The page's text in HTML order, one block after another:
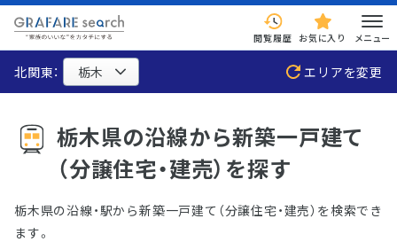
閲覧履歴 お気に入り メニュー
北関東： エリアを変更
栃木県の沿線から新築一戸建て
（分譲住宅・建売）を探す
栃木県の沿線・駅から新築一戸建て（分譲住宅・建売）を検索でき
ます。